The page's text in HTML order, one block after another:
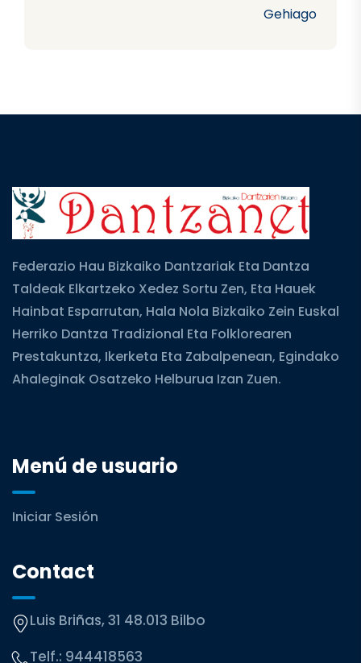
Gehiago
Federazio Hau Bizkaiko Dantzariak Eta Dantza
Taldeak Elkartzeko Xedez Sortu Zen, Eta Hauek
Hainbat Esparrutan, Hala Nola Bizkaiko Zein Euskal
Herriko Dantza Tradizional Eta Folklorearen
Prestakuntza, Ikerketa Eta Zabalpenean, Egindako
Ahaleginak Osatzeko Helburua Izan Zuen.
Menú de usuario
Iniciar Sesión
Contact
Luis Briñas, 31 48.013 Bilbo
Telf.: 944418563